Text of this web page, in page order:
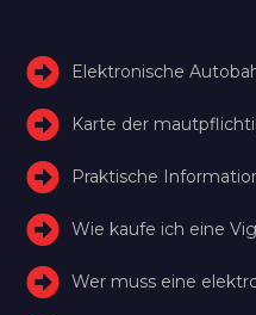
Elektronische
Karte der
Praktische
Wie kaufe ich eine
Wer muss eine